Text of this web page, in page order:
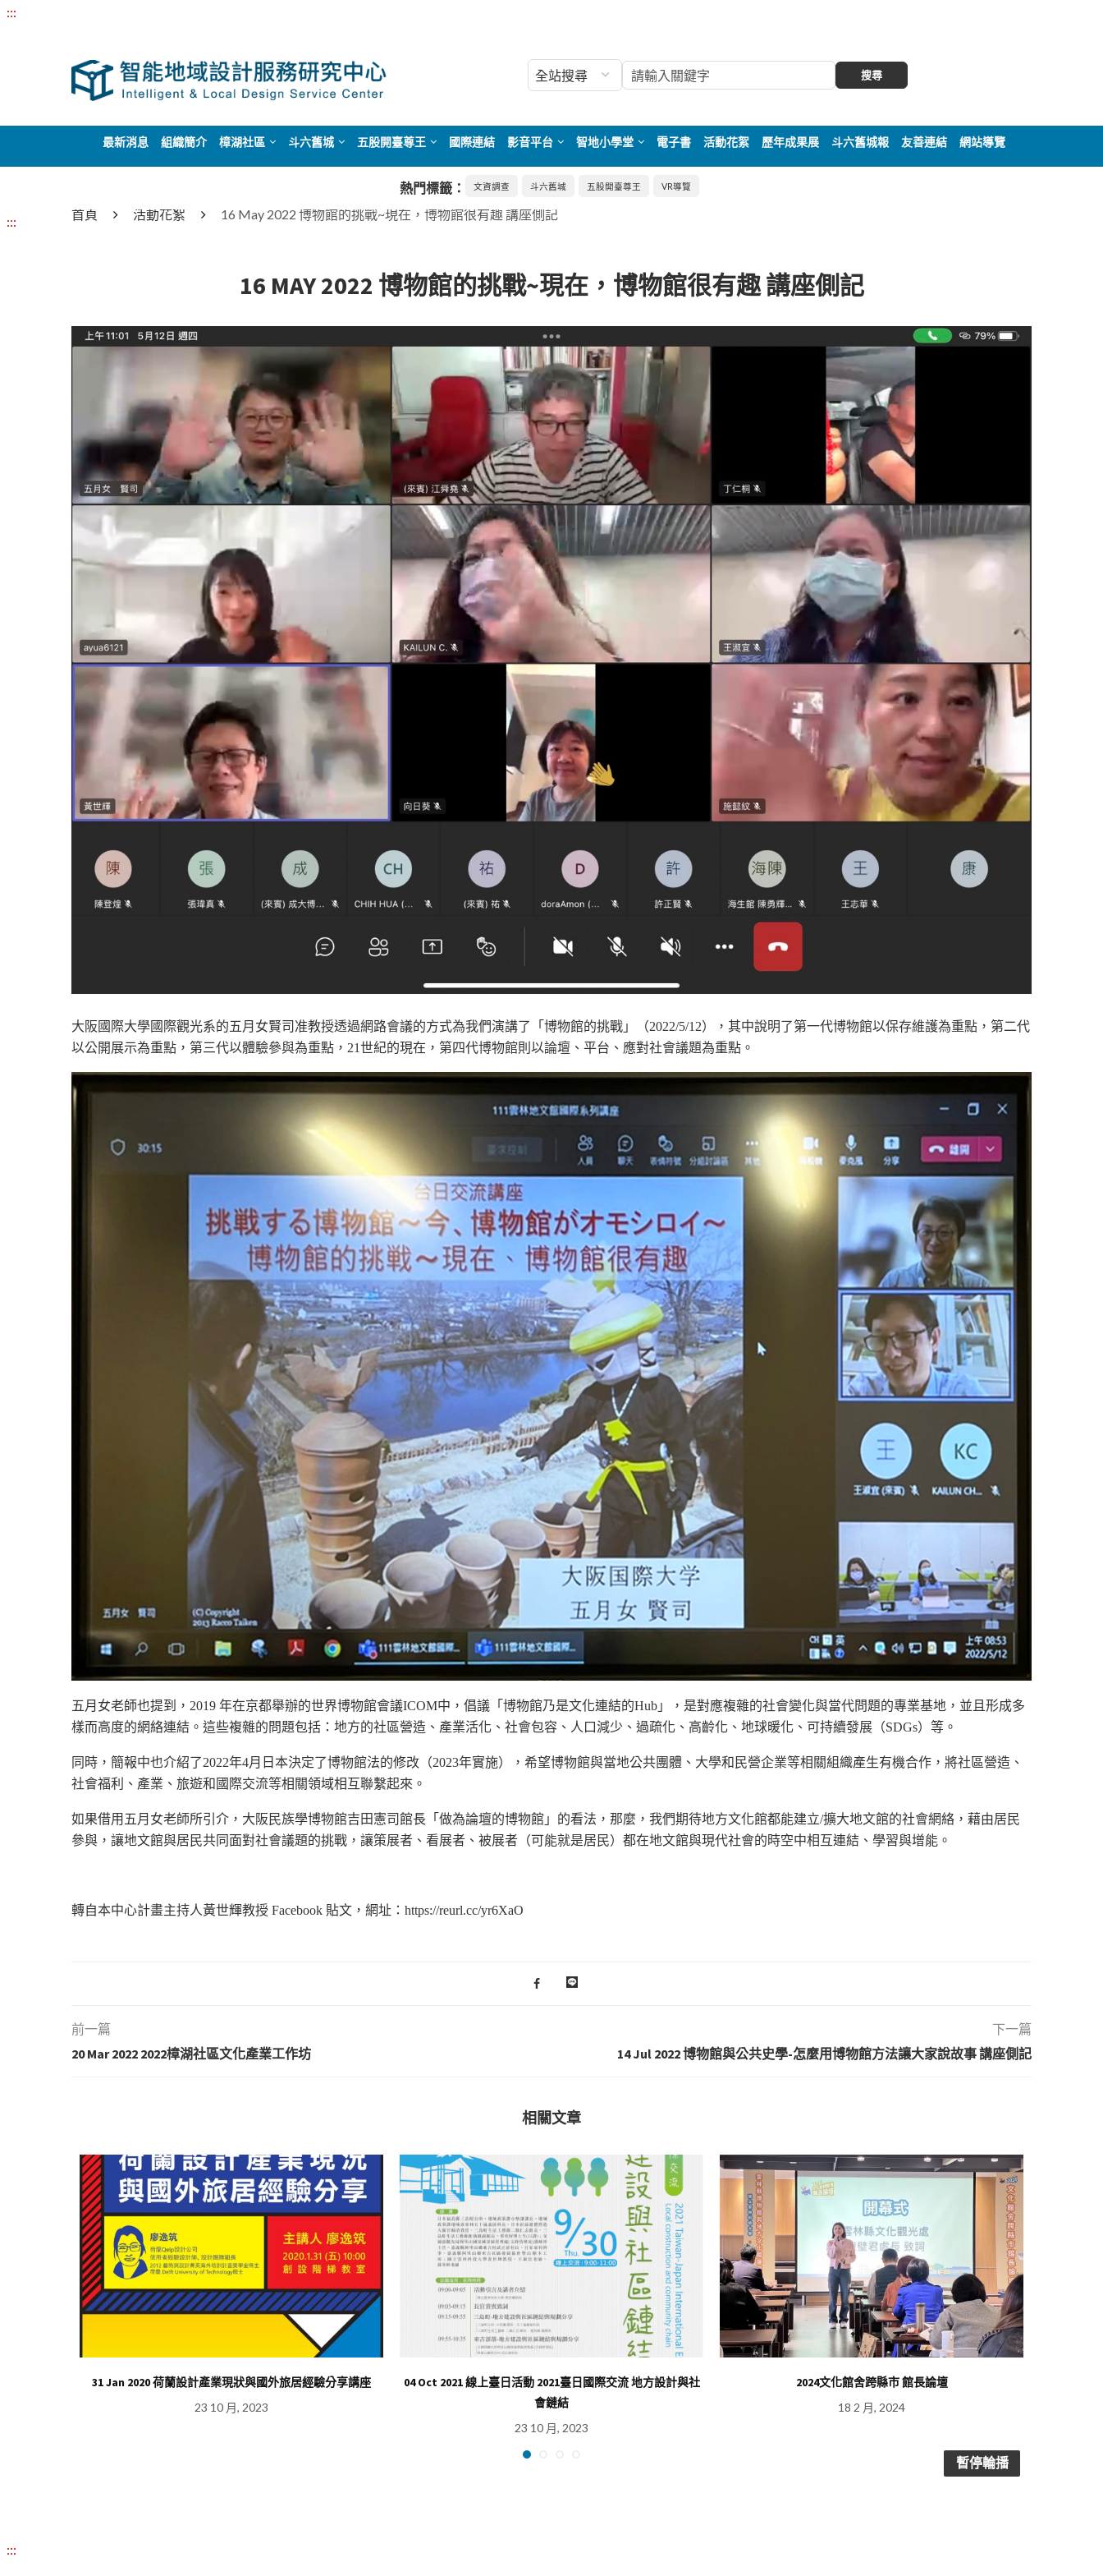
:::
搜尋
最新消息 組織簡介 樟湖社區 斗六舊城 五股開臺尊王 國際連結 影音平台 智地小學堂 電子書 活動花絮 歷年成果展 斗六舊城報 友善連結 網站導覽
熱門標籤： 文資調查 斗六舊城 五股開臺尊王 VR導覽
::: 首頁 活動花絮 16 May 2022 博物館的挑戰~現在，博物館很有趣 講座側記
16 MAY 2022 博物館的挑戰~現在，博物館很有趣 講座側記
大阪國際大學國際觀光系的五月女賢司准教授透過網路會議的方式為我們演講了「博物館的挑戰」（2022/5/12），其中說明了第一代博物館以保存維護為重點，第二代
以公開展示為重點，第三代以體驗參與為重點，21世紀的現在，第四代博物館則以論壇、平台、應對社會議題為重點。
五月女老師也提到，2019 年在京都舉辦的​​世界博物館會議ICOM中，倡議「博物館乃是文化連結的Hub」，是對應複雜的社會變化與當代問題的專業基地，並且形成多
樣而高度的網絡連結。這些複雜的問題包括：地方的社區營造、產業活化、社會包容、人口減少、過疏化、高齡化、地球暖化、可持續發展（SDGs）等。
同時，簡報中也介紹了2022年4月日本決定了博物館法的修改（2023年實施），希望博物館與當地公共團體、大學和民營企業等相關組織產生有機合作，將社區營造、
社會福利、產業、旅遊和國際交流等相關領域相互聯繫起來。
如果借用五月女老師所引介，大阪民族學博物館吉田憲司館長「做為論壇的博物館」的看法，那麼，我們期待地方文化館都能建立/擴大地文館的社會網絡，藉由居民
參與，讓地文館與居民共同面對社會議題的挑戰，讓策展者、看展者、被展者（可能就是居民）都在地文館與現代社會的時空中相互連結、學習與增能。
轉自本中心計畫主持人黃世輝教授 Facebook 貼文，網址：https://reurl.cc/yr6XaO
前一篇
20 Mar 2022 2022樟湖社區文化產業工作坊
下一篇
14 Jul 2022 博物館與公共史學-怎麼用博物館方法讓大家說故事 講座側記
相關文章
31 Jan 2020 荷蘭設計產業現狀與國外旅居經驗分享講座
23 10 月, 2023
04 Oct 2021 線上臺日活動 2021臺日國際交流 地方設計與社
會鏈結
23 10 月, 2023
2024文化館舍跨縣市 館長論壇
18 2 月, 2024
暫停輪播
:::